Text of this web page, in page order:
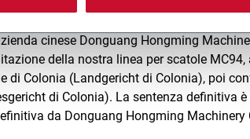
di recente abbiamo ottenuto il fermo della
cinese Donguang Hongming
della nostra linea per scatole
di Colonia (Landgericht di Colonia), poi
di Colonia). La sentenza definitiva
da Donguang Hongming Machinery